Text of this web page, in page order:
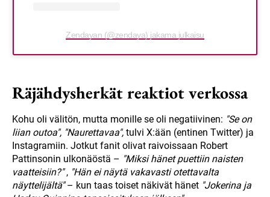
Zendayan (@zendaya) jakama julkaisu
Räjähdysherkät reaktiot verkossa
Kohu oli välitön, mutta monille se oli negatiivinen: "Se on
liian outoa", "Naurettavaa", tulvi X:ään (entinen Twitter) ja
Instagramiin. Jotkut fanit olivat raivoissaan Robert
Pattinsonin ulkonäöstä – "Miksi hänet puettiin naisten
vaatteisiin?", "Hän ei näytä vakavasti otettavalta
näyttelijältä"– kun taas toiset näkivät hänet "Jokerina ja